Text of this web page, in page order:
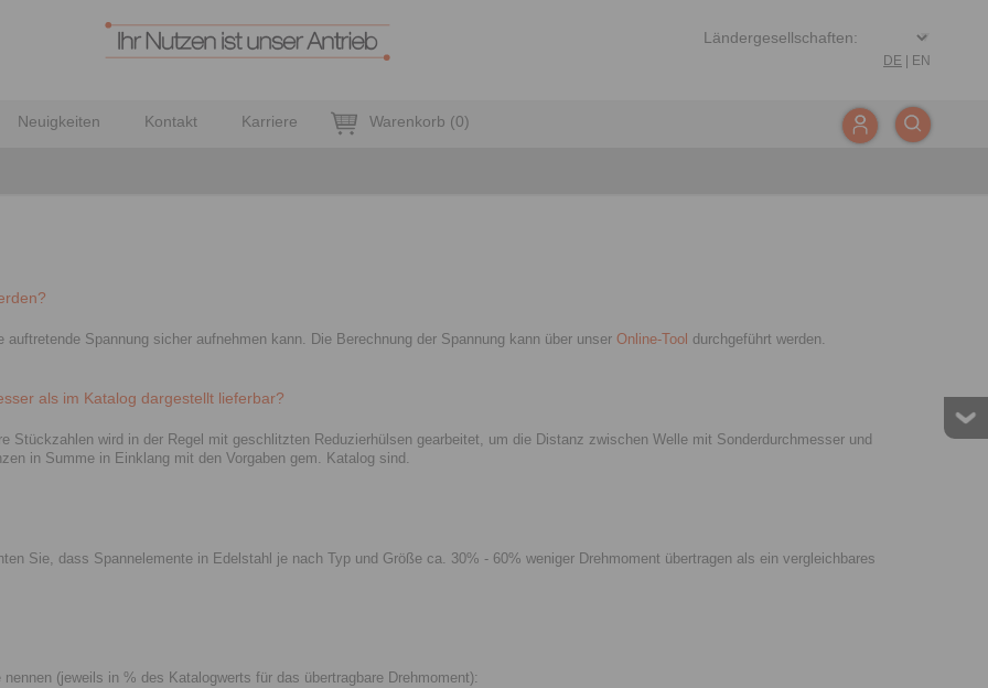
DE EN
Neuigkeiten Kontakt Karriere Warenkorb (0)
Spannung sicher aufnehmen kann. Die Berechnung der Spannung kann über unser Online-Tool durchgeführt werden.
als im Katalog dargestellt lieferbar?
Stückzahlen wird in der Regel mit geschlitzten Reduzierhülsen gearbeitet, um die Distanz zwischen Welle mit Sonderdurchmesser und
in Summe in Einklang mit den Vorgaben gem. Katalog sind.
Sie, dass Spannelemente in Edelstahl je nach Typ und Größe ca. 30% - 60% weniger Drehmoment übertragen als ein vergleichbares
(jeweils in % des Katalogwerts für das übertragbare Drehmoment):